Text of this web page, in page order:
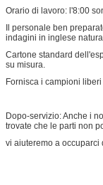
Orario di lavoro: l'8:00
Il personale ben
indagini in inglese
Cartone standard
su misura.
Fornisca i campioni liberi
Dopo-servizio: Anche i
trovate che le parti non
vi aiuteremo a